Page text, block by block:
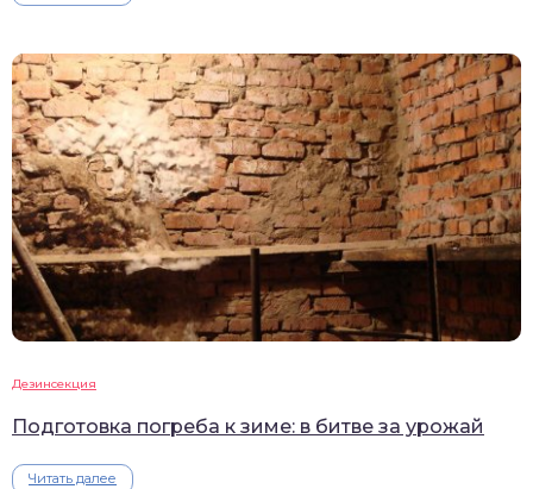
Дезинсекция
Подготовка погреба к зиме: в битве за урожай
Читать далее